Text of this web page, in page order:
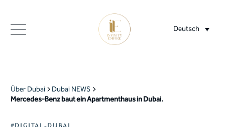
Deutsch
Über Dubai
Dubai NEWS
Mercedes-Benz baut ein Apartmenthaus in Dubai.